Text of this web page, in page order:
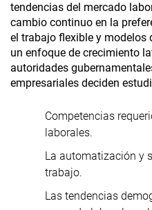
tendencias del mercado
cambio continuo en la
el trabajo flexible y modelos
un enfoque de crecimiento
autoridades
empresariales deciden
Competencias
laborales.
La automatización y
trabajo.
Las tendencias